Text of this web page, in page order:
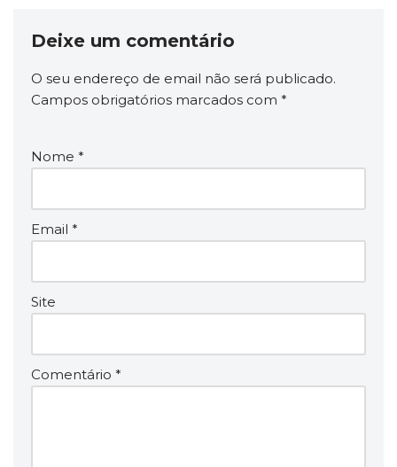
Deixe um comentário
O seu endereço de email não será publicado.
Campos obrigatórios marcados com *
Nome *
Email *
Site
Comentário *